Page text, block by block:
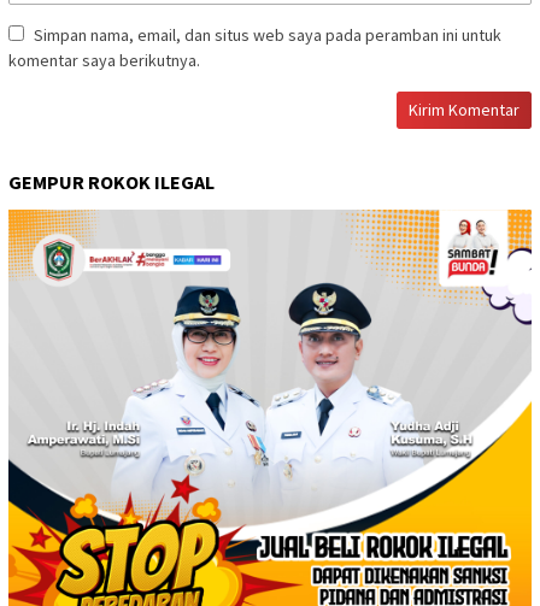
Simpan nama, email, dan situs web saya pada peramban ini untuk
komentar saya berikutnya.
GEMPUR ROKOK ILEGAL